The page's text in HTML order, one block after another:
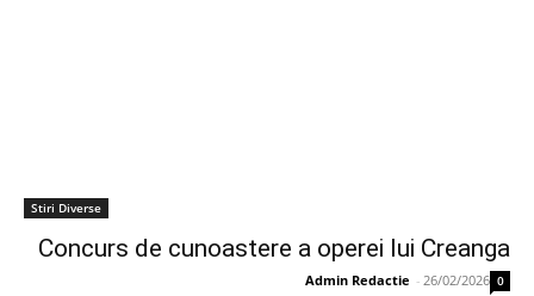
Stiri Diverse
Concurs de cunoastere a operei lui Creanga
Admin Redactie - 26/02/2026 0